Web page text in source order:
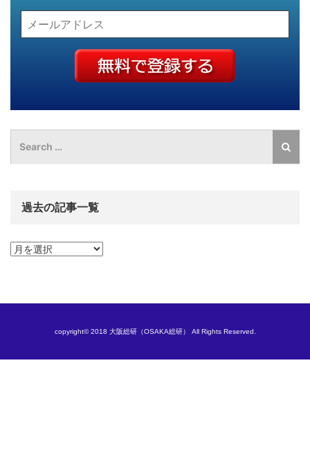
過去の記事一覧
過
事
copyright© 2018 大阪総研（OSAKA総研） All Rights Reserved.